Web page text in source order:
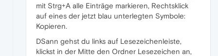
mit Strg+A alle Einträge markieren, Rechtsklick
auf eines der jetzt blau unterlegten Symbole:
Kopieren.
DSann gehst du links auf Lesezeichenleiste,
klickst in der Mitte den Ordner Lesezeichen an,